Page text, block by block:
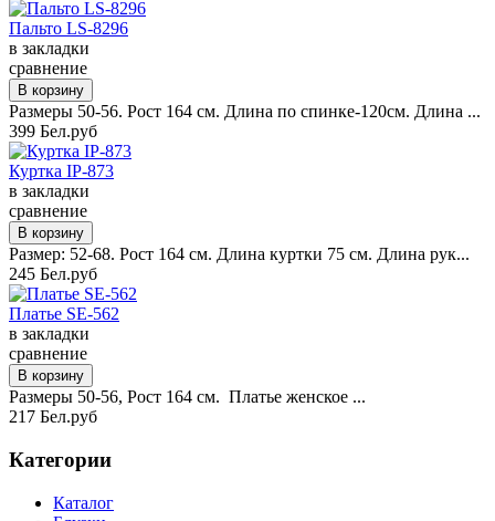
Пальто LS-8296
в закладки
сравнение
Размеры 50-56. Рост 164 см. Длина по спинке-120см. Длина ...
399 Бел.руб
Куртка IP-873
в закладки
сравнение
Размер: 52-68. Рост 164 см. Длина куртки 75 см. Длина рук...
245 Бел.руб
Платье SE-562
в закладки
сравнение
Размеры 50-56, Рост 164 см. Платье женское ...
217 Бел.руб
Категории
Каталог